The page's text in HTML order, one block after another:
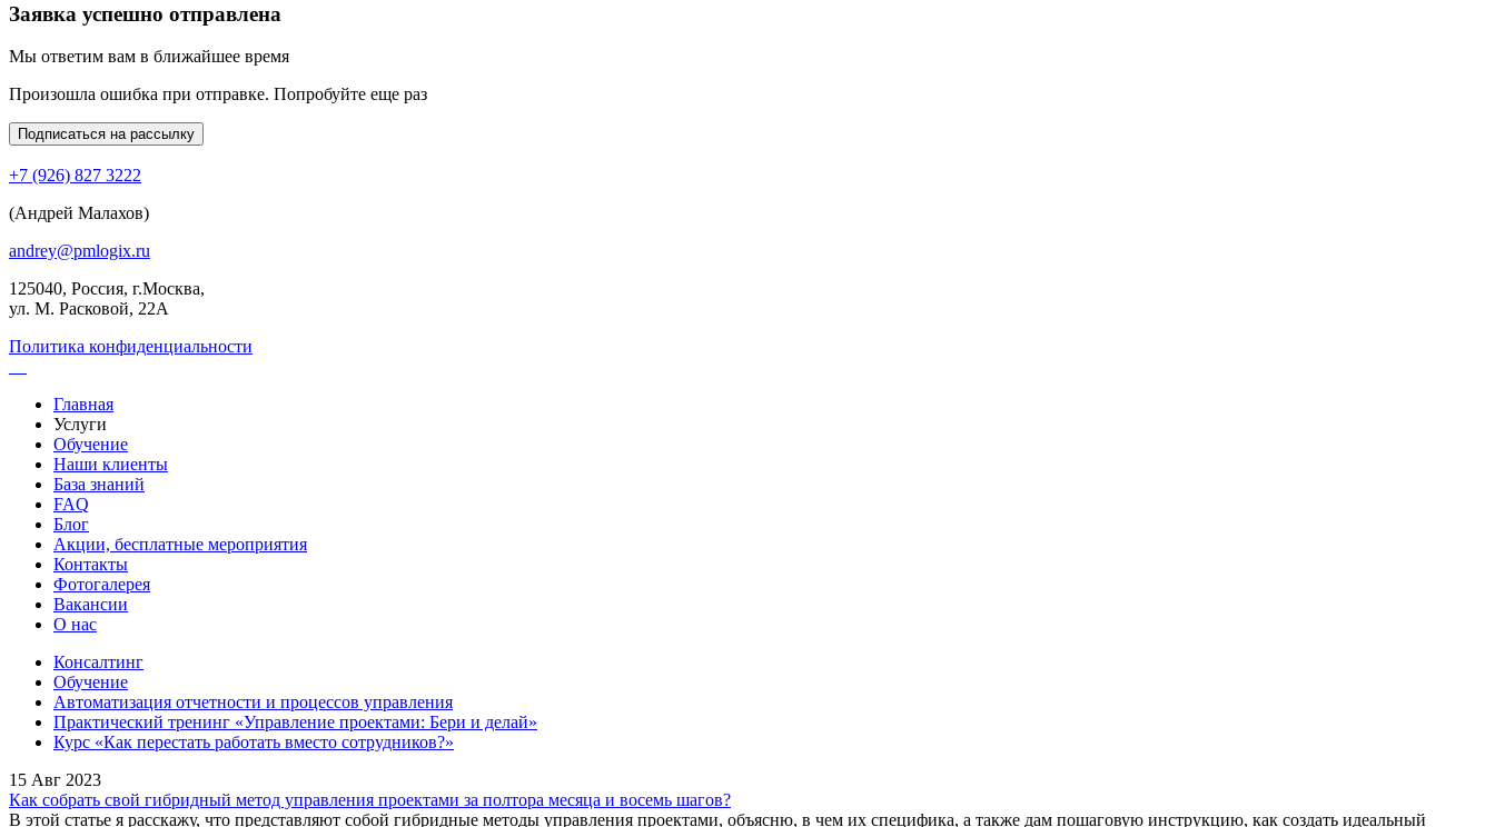
Заявка успешно отправлена
Мы ответим вам в ближайшее время
Произошла ошибка при отправке. Попробуйте еще раз
Подписаться на рассылку
+7 (926) 827 3222
(Андрей Малахов)
andrey@pmlogix.ru
125040, Россия, г.Москва,
ул. М. Расковой, 22А
Политика конфиденциальности
Главная
Услуги
Обучение
Наши клиенты
База знаний
FAQ
Блог
Акции, бесплатные мероприятия
Контакты
Фотогалерея
Вакансии
О нас
Консалтинг
Обучение
Автоматизация отчетности и процессов управления
Практический тренинг «Управление проектами: Бери и делай»
Курс «Как перестать работать вместо сотрудников?»
15 Авг 2023
Как собрать свой гибридный метод управления проектами за полтора месяца и восемь шагов?
В этой статье я расскажу, что представляют собой гибридные методы управления проектами, объясню, в чем их специфика, а также дам пошаговую инструкцию, как создать идеальный